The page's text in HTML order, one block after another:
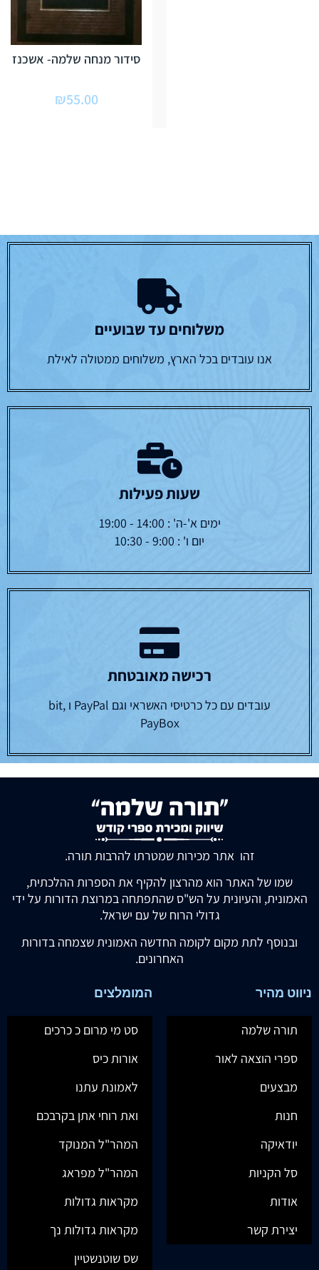
סידור מנחה שלמה- אשכנז
₪55.00
משלוחים עד שבועיים
אנו עובדים בכל הארץ, משלוחים ממטולה לאילת
שעות פעילות
ימים א'-ה' : 14:00 - 19:00
יום ו' : 9:00 - 10:30
רכישה מאובטחת
עובדים עם כל כרטיסי האשראי וגם PayPal ו bit,
PayBox
זהו אתר מכירות שמטרתו להרבות תורה.
שמו של האתר הוא מהרצון להקיף את הספרות ההלכתית,
האמונית, והעיונית על הש"ס שהתפתחה במרוצת הדורות על ידי
גדולי הרוח של עם ישראל.
ובנוסף לתת מקום לקומה החדשה האמונית שצמחה בדורות
האחרונים.
ניווט מהיר
תורה שלמה
ספרי הוצאה לאור
מבצעים
חנות
יודאיקה
סל הקניות
אודות
יצירת קשר
המומלצים
סט מי מרום כ כרכים
אורות כיס
לאמונת עתנו
ואת רוחי אתן בקרבכם
המהר"ל המנוקד
המהר"ל מפראג
מקראות גדולות
מקראות גדולות נך
שס שוטנשטיין